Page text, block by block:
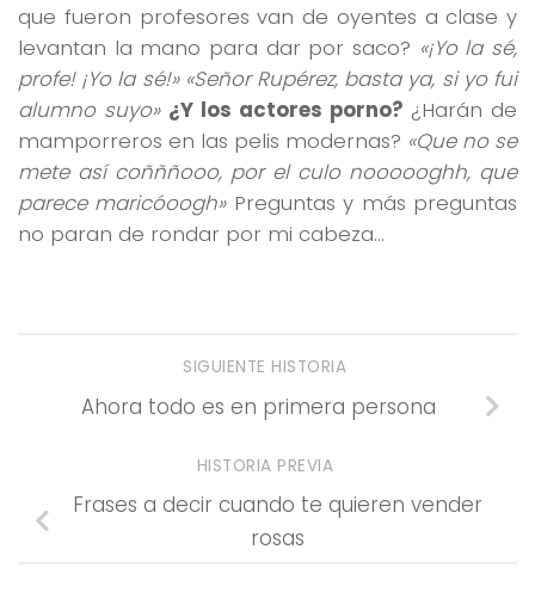
que fueron profesores van de oyentes a clase y
levantan la mano para dar por saco? «¡Yo la sé,
profe! ¡Yo la sé!» «Señor Rupérez, basta ya, si yo fui
alumno suyo» ¿Y los actores porno? ¿Harán de
mamporreros en las pelis modernas? «Que no se
mete así coñññooo, por el culo noooooghh, que
parece maricóoogh»Preguntas y más preguntas
no paran de rondar por mi cabeza…
SIGUIENTE HISTORIA
Ahora todo es en primera persona
HISTORIA PREVIA
Frases a decir cuando te quieren vender
rosas